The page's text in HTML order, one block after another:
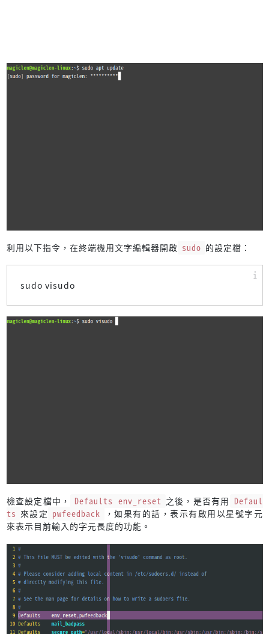
利用以下指令，在終端機用文字編輯器開啟 sudo 的設定檔：
sudo visudo
檢查設定檔中， Defaults env_reset 之後，是否有用 Defaul
ts 來設定 pwfeedback
，如果有的話，表示有啟用以星號字元
來表示目前輸入的字元長度的功能。